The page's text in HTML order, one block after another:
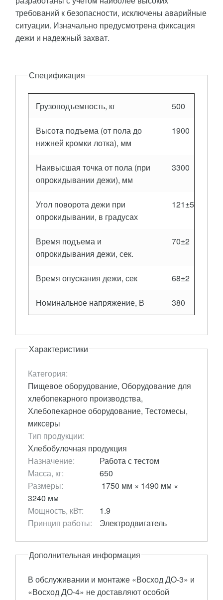
требований к безопасности, исключены аварийные
ситуации. Изначально предусмотрена фиксация
дежи и надежный захват.
Описание
Спецификация
Грузоподъемность, кг 500
Высота подъема (от пола до
нижней кромки лотка), мм
1900
Наивысшая точка от пола (при
опрокидывании дежи), мм
3300
Угол поворота дежи при
опрокидывании, в градусах
121±5
Время подъема и
опрокидывания дежи, сек.
70±2
Время опускания дежи, сек 68±2
Номинальное напряжение, В 380
Характеристики
Категория:
Пищевое оборудование, Оборудование для
хлебопекарного производства,
Хлебопекарное оборудование, Тестомесы,
миксеры
Тип продукции:
Хлебобулочная продукция
Назначение:
Работа с тестом
Масса, кг:
650
Размеры:
1750 мм × 1490 мм ×
3240 мм
Мощность, кВт:
1.9
Принцип работы:
Электродвигатель
Дополнительная информация
В обслуживании и монтаже «Восход ДО-3» и
«Восход ДО-4» не доставляют особой